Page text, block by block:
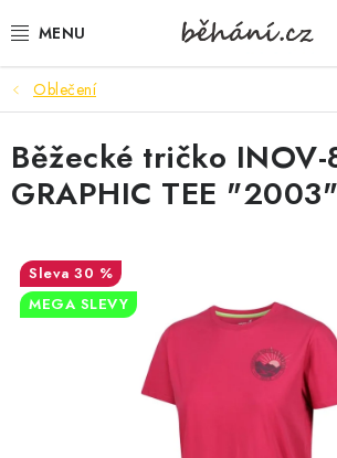
na
BOTY PÁNSKÉ
BOTY DÁMSKÉ
PÁNSKÉ OBLEČENÍ
DÁMSKÉ OBLEČENÍ
DOPLŇKY
DÁRKOVÉ POUKAZY
VELIKOSTNÍ TABULKY
Oblečení
Běžecké tričko INOV-
GRAPHIC TEE
30 %
MEGA SLEVY